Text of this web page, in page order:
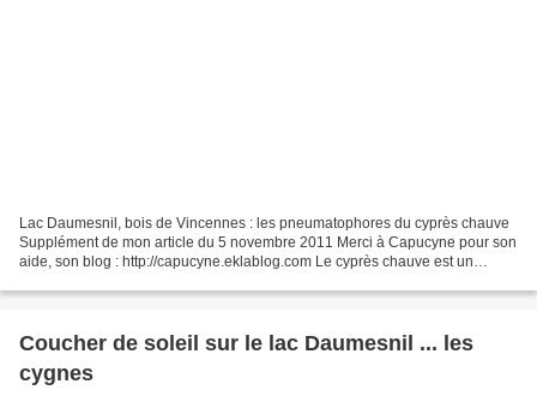
Lac Daumesnil, bois de Vincennes : les pneumatophores du cyprès chauve
Supplément de mon article du 5 novembre 2011 Merci à Capucyne pour son
aide, son blog : http://capucyne.eklablog.com Le cyprès chauve est un
Coucher de soleil sur le lac Daumesnil ... les
cygnes